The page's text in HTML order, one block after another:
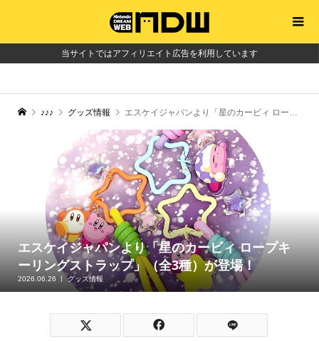
当サイトではアフィリエイト広告を利用しています
♪♪♪ グッズ情報 エスケイジャパンより「星のカービィ ロープキーリングストラップ」（全3種）が登場！
エスケイジャパンより「星のカービィ ロープキ
ーリングストラップ」（全3種）が登場！
2026.06.26 グッズ情報